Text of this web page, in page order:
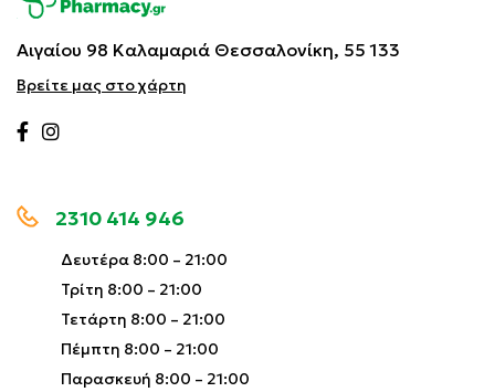
Αιγαίου 98 Καλαμαριά Θεσσαλονίκη, 55 133
Βρείτε μας στο χάρτη
2310 414 946
Δευτέρα 8:00 – 21:00
Τρίτη 8:00 – 21:00
Τετάρτη 8:00 – 21:00
Πέμπτη 8:00 – 21:00
Παρασκευή 8:00 – 21:00